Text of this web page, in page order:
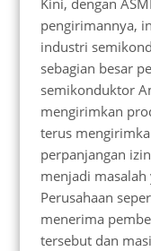
pengirimannya,
industri
sebagian besar
semikonduktor
mengirimkan
terus
perpanjangan
menjadi masalah
Perusahaan
menerima
tersebut dan